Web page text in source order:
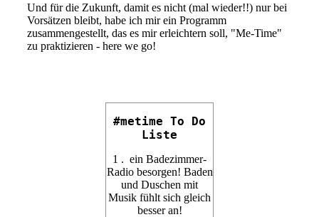
Und für die Zukunft, damit es nicht (mal wieder!!) nur bei
Vorsätzen bleibt, habe ich mir ein Programm
zusammengestellt, das es mir erleichtern soll, "Me-Time"
zu praktizieren - here we go!
#metime To Do
Liste
1 . ein Badezimmer-
Radio besorgen! Baden
und Duschen mit
Musik fühlt sich gleich
besser an!